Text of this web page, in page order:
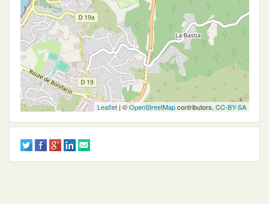
Leaflet| ©OpenStreetMapcontributors, CC-BY-SA